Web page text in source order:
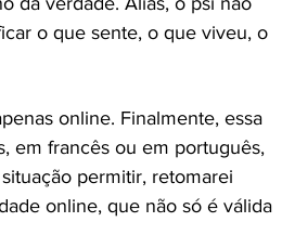
o que sente, o que viveu, o
online. Finalmente, essa
em francês ou em português,
permitir, retomarei
online, que não só é válida